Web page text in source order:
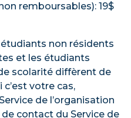
remboursables): 19$
non résidents
et les étudiants
scolarité diffèrent de
c’est votre cas,
de l’organisation
contact du Service de